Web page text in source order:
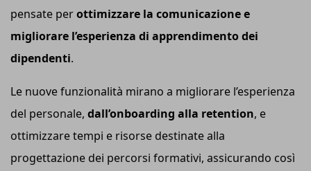
pensate perottimizzare la comunicazione e
migliorare l’esperienza di apprendimento dei
dipendenti.
Le nuove funzionalità mirano a migliorare l’esperienza
del personale, dall’onboarding alla retention, e
ottimizzare tempi e risorse destinate alla
progettazione dei percorsi formativi, assicurando così